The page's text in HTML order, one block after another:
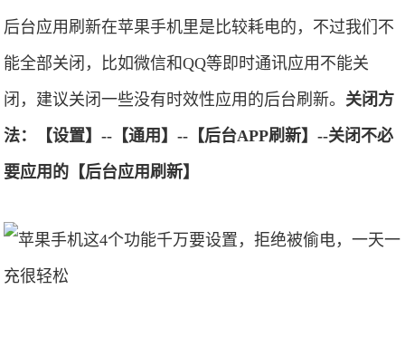
后台应用刷新在苹果手机里是比较耗电的，不过我们不
能全部关闭，比如微信和QQ等即时通讯应用不能关
闭，建议关闭一些没有时效性应用的后台刷新。 关闭方
法：【设置】--【通用】--【后台APP刷新】--关闭不必
要应用的【后台应用刷新】